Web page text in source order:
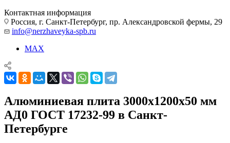
Контактная информация
Россия, г. Санкт-Петербург, пр. Александровской фермы, 29
info@nerzhaveyka-spb.ru
MAX
Алюминиевая плита 3000х1200х50 мм
АД0 ГОСТ 17232-99 в Санкт-
Петербурге